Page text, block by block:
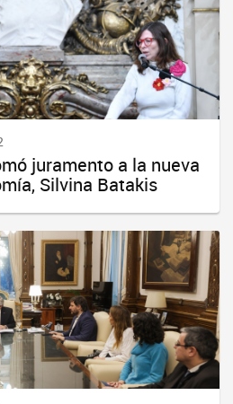
juramento a la nueva
Silvina Batakis